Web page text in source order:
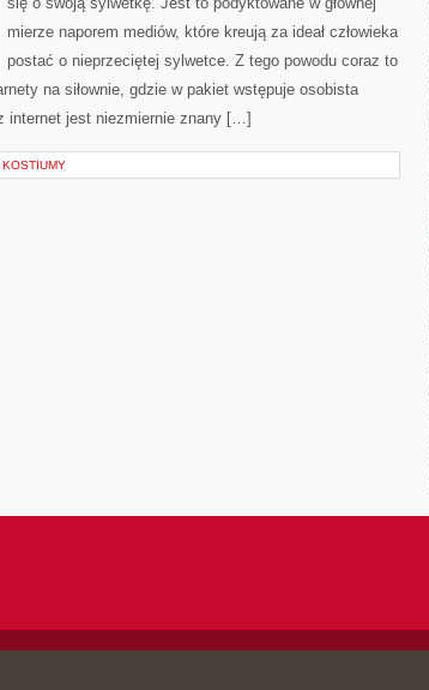
mierze naporem mediów, które kreują za ideał człowieka
postać o nieprzeciętej sylwetce. Z tego powodu coraz to
na siłownie, gdzie w pakiet wstępuje osobista
internet jest niezmiernie znany […]